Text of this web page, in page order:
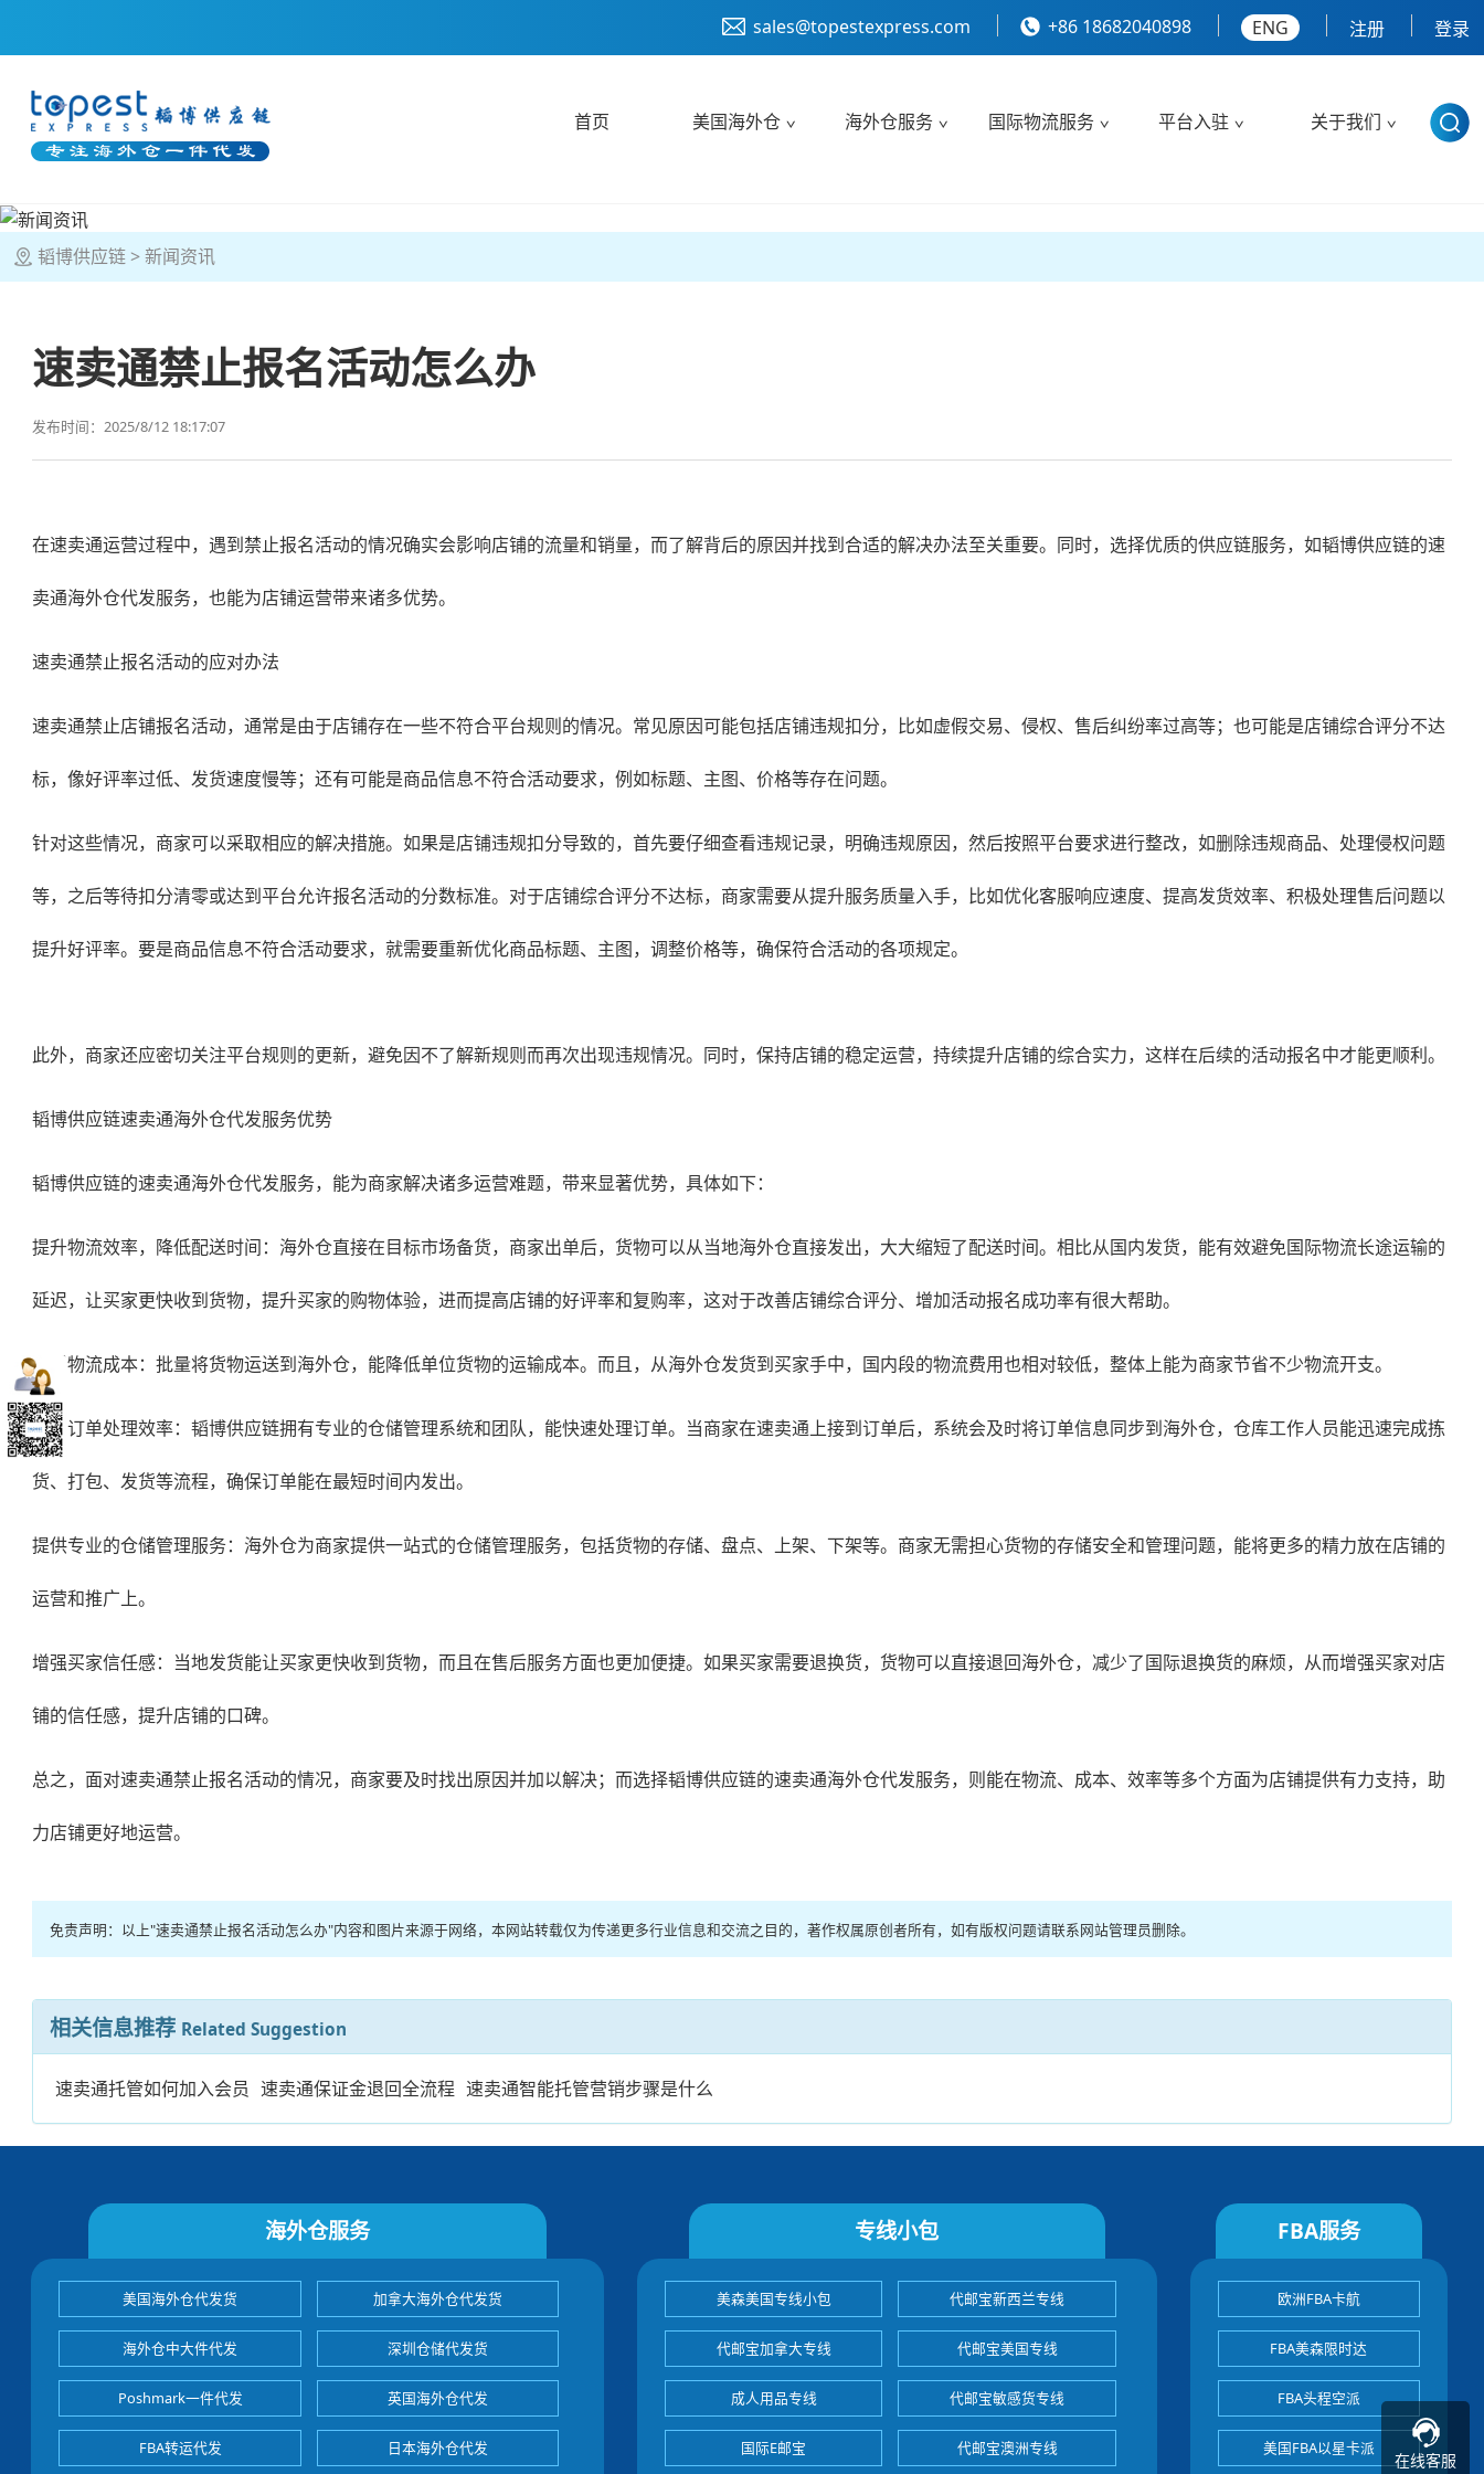
sales@topestexpress.com +86 18682040898 ENG 注册 登录
首页 美国海外仓 海外仓服务 国际物流服务 平台入驻 关于我们
韬博供应链 新闻资讯
速卖通禁止报名活动怎么办
发布时间：2025/8/12 18:17:07
在速卖通运营过程中，遇到禁止报名活动的情况确实会影响店铺的流量和销量，而了解背后的原因并找到合适的解决办法至关重要。同时，选择优质的供应链服务，如韬博供应链的速
卖通海外仓代发服务，也能为店铺运营带来诸多优势。
速卖通禁止报名活动的应对办法
速卖通禁止店铺报名活动，通常是由于店铺存在一些不符合平台规则的情况。常见原因可能包括店铺违规扣分，比如虚假交易、侵权、售后纠纷率过高等；也可能是店铺综合评分不达
标，像好评率过低、发货速度慢等；还有可能是商品信息不符合活动要求，例如标题、主图、价格等存在问题。
针对这些情况，商家可以采取相应的解决措施。如果是店铺违规扣分导致的，首先要仔细查看违规记录，明确违规原因，然后按照平台要求进行整改，如删除违规商品、处理侵权问题
等，之后等待扣分清零或达到平台允许报名活动的分数标准。对于店铺综合评分不达标，商家需要从提升服务质量入手，比如优化客服响应速度、提高发货效率、积极处理售后问题以
提升好评率。要是商品信息不符合活动要求，就需要重新优化商品标题、主图，调整价格等，确保符合活动的各项规定。
此外，商家还应密切关注平台规则的更新，避免因不了解新规则而再次出现违规情况。同时，保持店铺的稳定运营，持续提升店铺的综合实力，这样在后续的活动报名中才能更顺利。
韬博供应链速卖通海外仓代发服务优势
韬博供应链的速卖通海外仓代发服务，能为商家解决诸多运营难题，带来显著优势，具体如下：
提升物流效率，降低配送时间：海外仓直接在目标市场备货，商家出单后，货物可以从当地海外仓直接发出，大大缩短了配送时间。相比从国内发货，能有效避免国际物流长途运输的
延迟，让买家更快收到货物，提升买家的购物体验，进而提高店铺的好评率和复购率，这对于改善店铺综合评分、增加活动报名成功率有很大帮助。
降低物流成本：批量将货物运送到海外仓，能降低单位货物的运输成本。而且，从海外仓发货到买家手中，国内段的物流费用也相对较低，整体上能为商家节省不少物流开支。
提高订单处理效率：韬博供应链拥有专业的仓储管理系统和团队，能快速处理订单。当商家在速卖通上接到订单后，系统会及时将订单信息同步到海外仓，仓库工作人员能迅速完成拣
货、打包、发货等流程，确保订单能在最短时间内发出。
提供专业的仓储管理服务：海外仓为商家提供一站式的仓储管理服务，包括货物的存储、盘点、上架、下架等。商家无需担心货物的存储安全和管理问题，能将更多的精力放在店铺的
运营和推广上。
增强买家信任感：当地发货能让买家更快收到货物，而且在售后服务方面也更加便捷。如果买家需要退换货，货物可以直接退回海外仓，减少了国际退换货的麻烦，从而增强买家对店
铺的信任感，提升店铺的口碑。
总之，面对速卖通禁止报名活动的情况，商家要及时找出原因并加以解决；而选择韬博供应链的速卖通海外仓代发服务，则能在物流、成本、效率等多个方面为店铺提供有力支持，助
力店铺更好地运营。
免责声明：以上"速卖通禁止报名活动怎么办"内容和图片来源于网络，本网站转载仅为传递更多行业信息和交流之目的，著作权属原创者所有，如有版权问题请联系网站管理员删除。
相关信息推荐 Related Suggestion
速卖通托管如何加入会员 速卖通保证金退回全流程 速卖通智能托管营销步骤是什么
海外仓服务
美国海外仓代发货 加拿大海外仓代发货
海外仓中大件代发 深圳仓储代发货
Poshmark一件代发 英国海外仓代发
FBA转运代发 日本海外仓代发
专线小包
美森美国专线小包 代邮宝新西兰专线
代邮宝加拿大专线 代邮宝美国专线
成人用品专线 代邮宝敏感货专线
国际E邮宝 代邮宝澳洲专线
FBA服务
欧洲FBA卡航
FBA美森限时达
FBA头程空派
美国FBA以星卡派
在线客服